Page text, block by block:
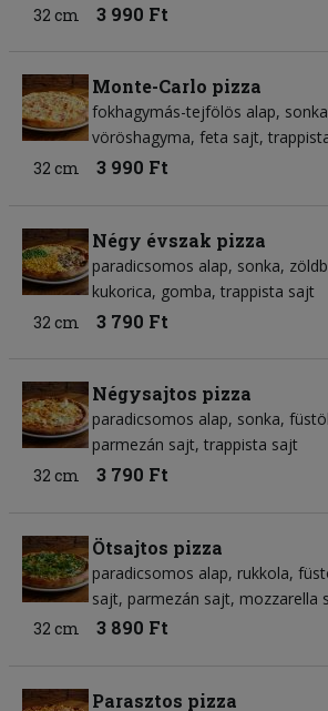
32 cm 3 990 Ft
Monte-Carlo pizza
fokhagymás-tejfölös alap sonka
vöröshagyma feta sajt
32 cm
3 990 Ft
Négy évszak pizza
paradicsomos alap sonka
kukorica gomba trappista sajt
32 cm
3 790 Ft
Négysajtos pizza
paradicsomos alap sonka
parmezán sajt trappista sajt
32 cm
3 790 Ft
Ötsajtos pizza
paradicsomos alap rukkola
sajt parmezán sajt mozzarella
32 cm
3 890 Ft
Parasztos pizza